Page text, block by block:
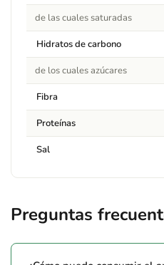
de las cuales saturadas
Hidratos de carbono
de los cuales azúcares
Fibra
Proteínas
Sal
Preguntas